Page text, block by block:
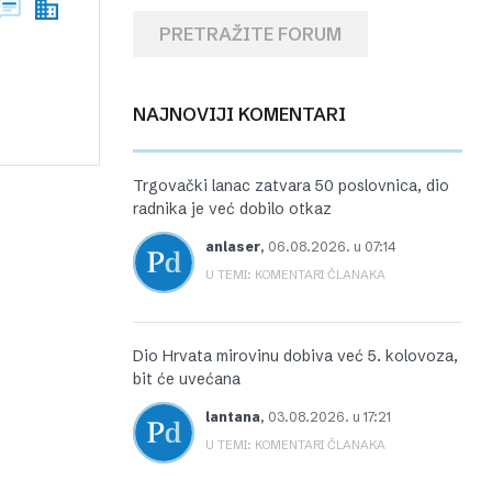
PRETRAŽITE FORUM
NAJNOVIJI KOMENTARI
Trgovački lanac zatvara 50 poslovnica, dio
radnika je već dobilo otkaz
anlaser, 06.08.2026. u 07:14
U TEMI: KOMENTARI ČLANAKA
Dio Hrvata mirovinu dobiva već 5. kolovoza,
bit će uvećana
lantana, 03.08.2026. u 17:21
U TEMI: KOMENTARI ČLANAKA